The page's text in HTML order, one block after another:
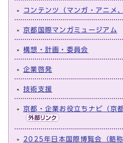
コンテンツ（マンガ・アニメ
京都国際マンガミュージアム
構想・計画・委員会
企業啓発
技術支援
京都・企業お役立ちナビ（京
2025年日本国際博覧会（略称